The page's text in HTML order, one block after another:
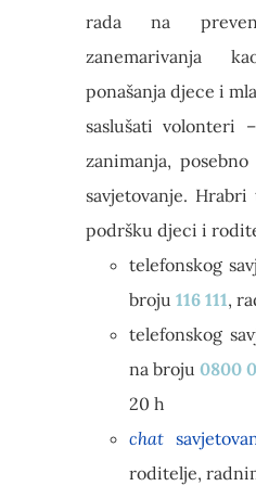
rada na
zanemarivanja
ponašanja djece i
saslušati volonteri
zanimanja,
savjetovanje.
podršku djeci i
telefonskog
broju 116 111,
telefonskog
na broju 0800
20 h
chat
roditelje,